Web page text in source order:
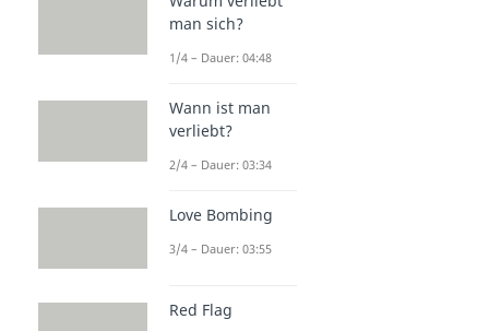
man sich?
1/4 – Dauer: 04:48
Wann ist man
verliebt?
2/4 – Dauer: 03:34
Love Bombing
3/4 – Dauer: 03:55
Red Flag